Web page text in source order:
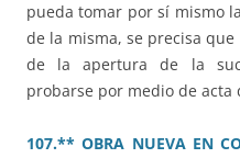
pueda tomar por sí mismo
de la misma, se precisa
de la apertura de la
probarse por medio de acta
107.** OBRA NUEVA EN